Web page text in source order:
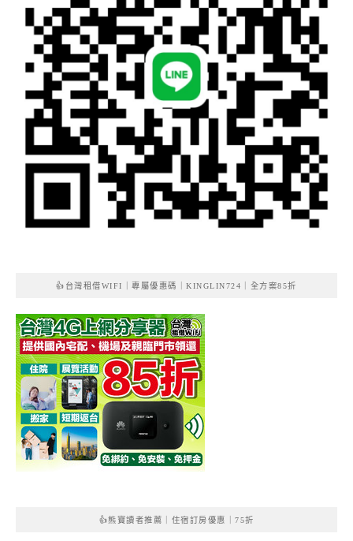
👍台灣租借WIFI｜專屬優惠碼｜KINGLIN724｜全方案85折
👍熊寶讀者推薦｜住宿訂房優惠｜75折